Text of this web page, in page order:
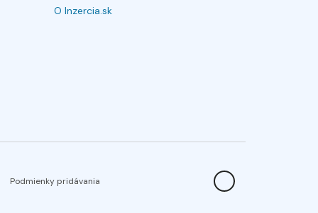
O Inzercia.sk
Podmienky pridávania